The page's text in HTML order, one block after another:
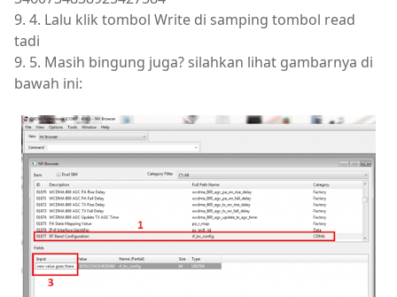
9. 4. Lalu klik tombol Write di samping tombol read
tadi
9. 5. Masih bingung juga? silahkan lihat gambarnya di
bawah ini: